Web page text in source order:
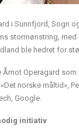
i Sunnfjord, Sogn
stormønstring,
ble hedret for
Åmot Operagard som
norske måltid»,
Google.
initiativ